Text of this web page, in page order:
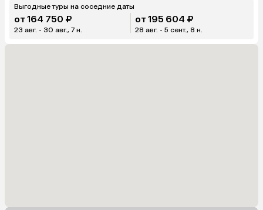
Выгодные туры на соседние даты
от 164 750 ₽
23 авг. - 30 авг., 7 н.
от 195 604 ₽
28 авг. - 5 сент., 8 н.